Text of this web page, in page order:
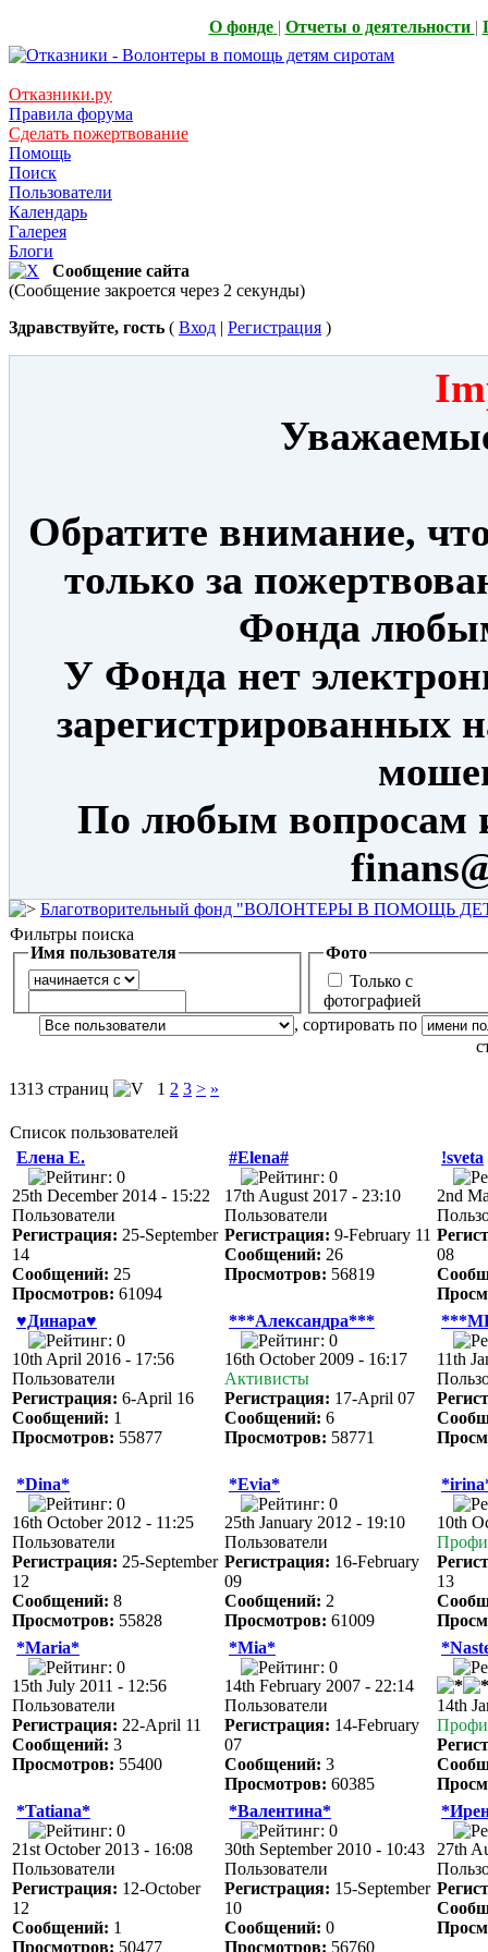
О фонде | Отчеты о деятельности |
Отказники.ру
Правила форума
Сделать пожертвование
Помощь
Поиск
Пользователи
Календарь
Галерея
Блоги
Сообщение сайта
(Сообщение закроется через 2 секунды)
Здравствуйте, гость ( Вход | Регистрация )
Обратите внимание,
только за
Фонда
У Фонда нет
зарегистрированных
По любым вопросам
Благотворительный фонд "ВОЛОНТЕРЫ В ПОМОЩЬ
Фильтры поиска
Имя пользователя
Фото
Только с
фотографией
, сортировать по
1313 страниц 1 2 3 > »
Список пользователей
Елена Е.
25th December 2014 - 15:22
Пользователи
Регистрация: 25-September
14
Сообщений: 25
Просмотров: 61094
#Elena#
17th August 2017 - 23:10
Пользователи
Регистрация: 9-February 11
Сообщений: 26
Просмотров: 56819
!sveta
2nd
08
♥Динара♥
10th April 2016 - 17:56
Пользователи
Регистрация: 6-April 16
Сообщений: 1
Просмотров: 55877
***Александра***
16th October 2009 - 16:17
Активисты
Регистрация: 17-April 07
Сообщений: 6
Просмотров: 58771
11th
*Dina*
16th October 2012 - 11:25
Пользователи
Регистрация: 25-September
12
Сообщений: 8
Просмотров: 55828
*Evia*
25th January 2012 - 19:10
Пользователи
Регистрация: 16-February
09
Сообщений: 2
Просмотров: 61009
10th
13
*Maria*
15th July 2011 - 12:56
Пользователи
Регистрация: 22-April 11
Сообщений: 3
Просмотров: 55400
*Mia*
14th February 2007 - 22:14
Пользователи
Регистрация: 14-February
07
Сообщений: 3
Просмотров: 60385
14th
*Tatiana*
21st October 2013 - 16:08
Пользователи
Регистрация: 12-October
12
Сообщений: 1
Просмотров: 50477
*Валентина*
30th September 2010 - 10:43
Пользователи
Регистрация: 15-September
10
Сообщений: 0
Просмотров: 56760
27th